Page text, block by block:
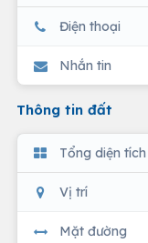
Điện thoại
Nhắn tin
Thông tin đất
Tổng diện tích
Vị trí
Mặt đường